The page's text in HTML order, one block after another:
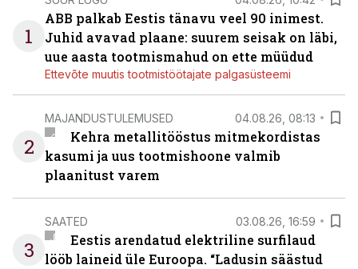
1
ABB palkab Eestis tänavu veel 90 inimest.
Juhid avavad plaane: suurem seisak on läbi,
uue aasta tootmismahud on ette müüdud
Ettevõte muutis tootmistöötajate palgasüsteemi
2
MAJANDUSTULEMUSED 04.08.26, 08:13
Kehra metallitööstus mitmekordistas
kasumi ja uus tootmishoone valmib
plaanitust varem
3
SAATED 03.08.26, 16:59
Eestis arendatud elektriline surfilaud
lööb laineid üle Euroopa. “Ladusin säästud